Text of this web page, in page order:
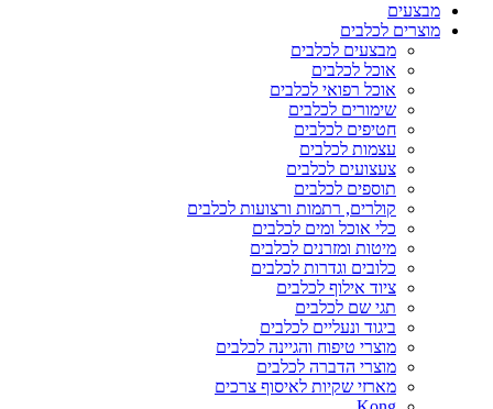
מבצעים
מוצרים לכלבים
מבצעים לכלבים
אוכל לכלבים
אוכל רפואי לכלבים
שימורים לכלבים
חטיפים לכלבים
עצמות לכלבים
צעצועים לכלבים
תוספים לכלבים
קולרים, רתמות ורצועות לכלבים
כלי אוכל ומים לכלבים
מיטות ומזרנים לכלבים
כלובים וגדרות לכלבים
ציוד אילוף לכלבים
תגי שם לכלבים
ביגוד ונעליים לכלבים
מוצרי טיפוח והגיינה לכלבים
מוצרי הדברה לכלבים
מארזי שקיות לאיסוף צרכים